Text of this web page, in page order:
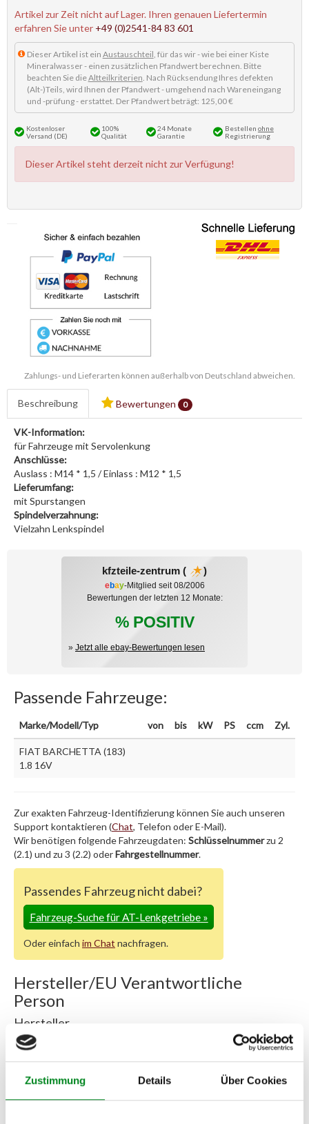
Zustimmung Details Über Cookies
Artikel zur Zeit nicht auf Lager. Ihren genauen Liefertermin
erfahren Sie unter +49 (0)2541-84 83 601
Dieser Artikel ist ein Austauschteil, für das wir - wie bei einer Kiste
Mineralwasser - einen zusätzlichen Pfandwert berechnen. Bitte
beachten Sie dieAltteilkriterien. Nach Rücksendung Ihres defekten
(Alt-)Teils, wird Ihnen der Pfandwert - umgehend nach Wareneingang
und -prüfung - erstattet. Der Pfandwert beträgt: 125,00 €
Kostenloser
Versand (DE)
100%
Qualität
24 Monate
Garantie
Bestellen ohne
Registrierung
Dieser Artikel steht derzeit nicht zur Verfügung!
Zahlungs- und Lieferarten können außerhalb von Deutschland abweichen.
Beschreibung Bewertungen 0
VK-Information:
für Fahrzeuge mit Servolenkung
Anschlüsse:
Auslass : M14 * 1,5 / Einlass : M12 * 1,5
Lieferumfang:
mit Spurstangen
Spindelverzahnung:
Vielzahn Lenkspindel
kfzteile-zentrum ( )
ebay-Mitglied seit 08/2006
Bewertungen der letzten 12 Monate:
% POSITIV
» Jetzt alle ebay-Bewertungen lesen
Passende Fahrzeuge:
Marke/Modell/Typ von bis kW PS ccm Zyl.
FIAT BARCHETTA (183)
1.8 16V
Zur exakten Fahrzeug-Identifizierung können Sie auch unseren
Support kontaktieren (Chat, Telefon oder E-Mail).
Wir benötigen folgende Fahrzeugdaten: Schlüsselnummerzu 2
(2.1) und zu 3 (2.2) oderFahrgestellnummer.
Passendes Fahrzeug nicht dabei?
Fahrzeug-Suche für AT-Lenkgetriebe»
Oder einfach im Chat nachfragen.
Hersteller/EU Verantwortliche
Person
Hersteller
Unternehmensname:
Adresse: